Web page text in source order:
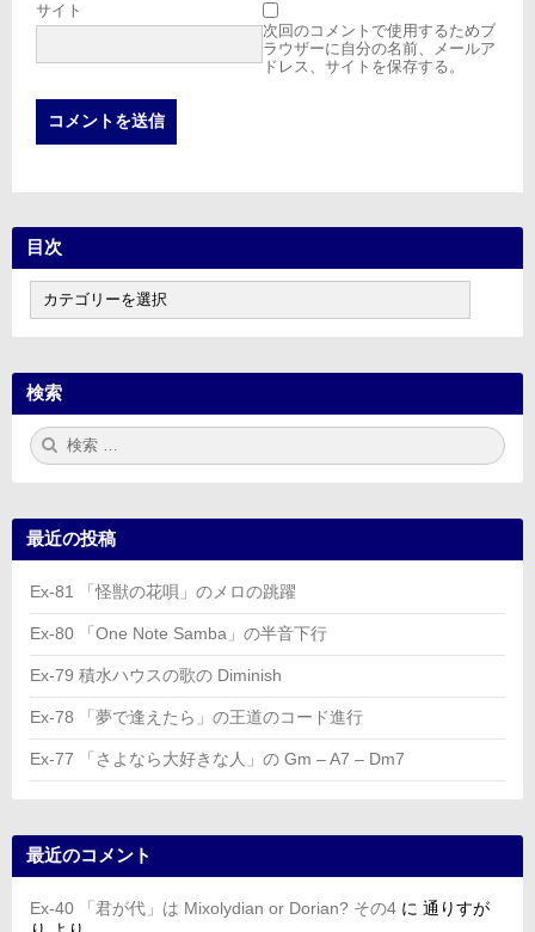
サイト
次回のコメントで使用するためブ
ラウザーに自分の名前、メールア
ドレス、サイトを保存する。
目次
次
検索
検
索:
最近の投稿
Ex-81 「怪獣の花唄」のメロの跳躍
Ex-80 「One Note Samba」の半音下行
Ex-79 積水ハウスの歌の Diminish
Ex-78 「夢で逢えたら」の王道のコード進行
Ex-77 「さよなら大好きな人」の Gm – A7 – Dm7
最近のコメント
Ex-40 「君が代」は Mixolydian or Dorian? その4 に 通りすが